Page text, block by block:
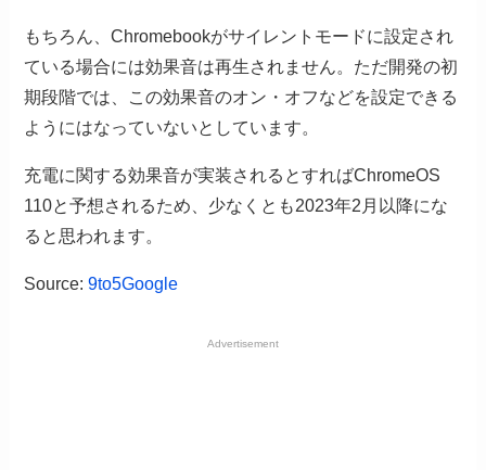
もちろん、Chromebookがサイレントモードに設定され
ている場合には効果音は再生されません。ただ開発の初
期段階では、この効果音のオン・オフなどを設定できる
ようにはなっていないとしています。
充電に関する効果音が実装されるとすればChromeOS
110と予想されるため、少なくとも2023年2月以降にな
ると思われます。
Source:9to5Google
Advertisement